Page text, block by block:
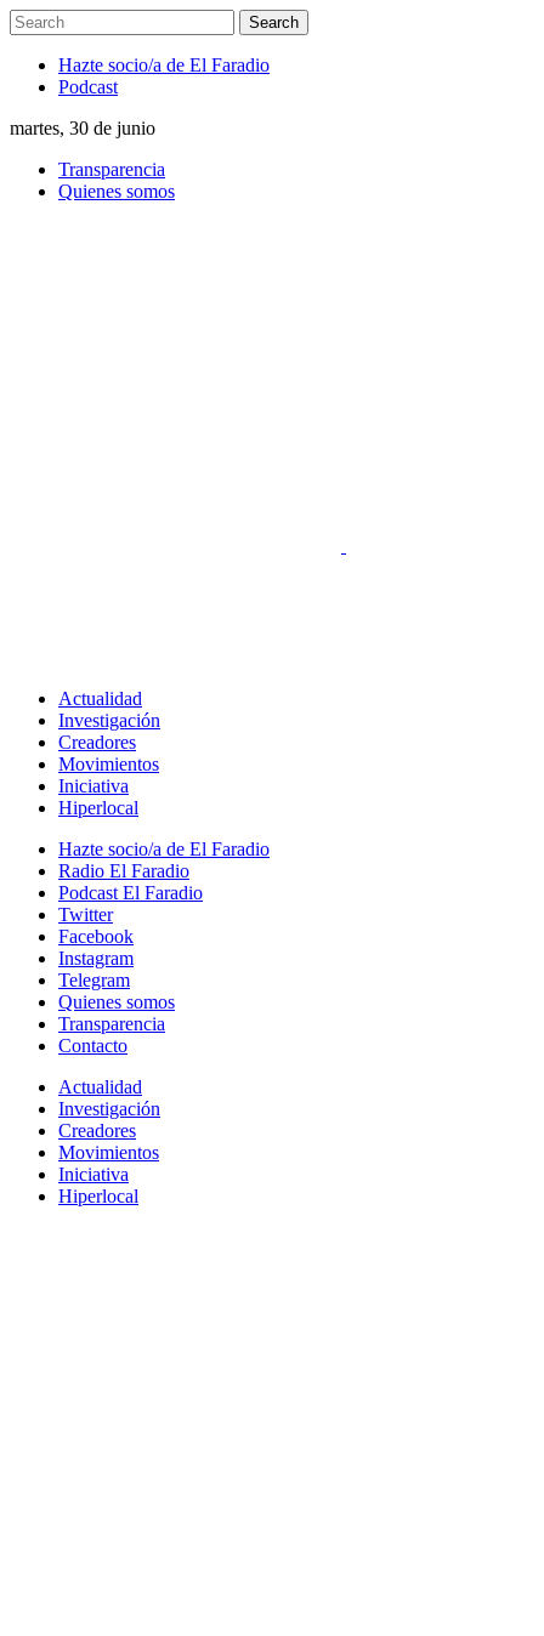
Hazte socio/a de El Faradio
Podcast
martes, 30 de junio
Transparencia
Quienes somos
Actualidad
Investigación
Creadores
Movimientos
Iniciativa
Hiperlocal
Hazte socio/a de El Faradio
Radio El Faradio
Podcast El Faradio
Twitter
Facebook
Instagram
Telegram
Quienes somos
Transparencia
Contacto
Actualidad
Investigación
Creadores
Movimientos
Iniciativa
Hiperlocal